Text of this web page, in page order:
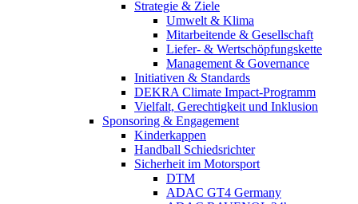
Strategie & Ziele
Umwelt & Klima
Mitarbeitende & Gesellschaft
Liefer- & Wertschöpfungskette
Management & Governance
Initiativen & Standards
DEKRA Climate Impact-Programm
Vielfalt, Gerechtigkeit und Inklusion​
Sponsoring & Engagement
Kinderkappen
Handball Schiedsrichter
Sicherheit im Motorsport
DTM
ADAC GT4 Germany